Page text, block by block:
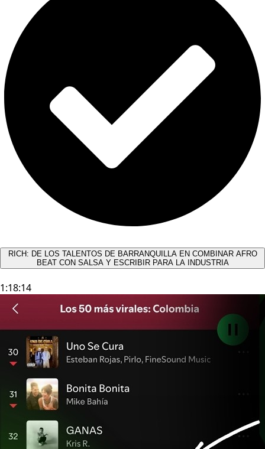
RICH: DE LOS TALENTOS DE BARRANQUILLA EN COMBINAR AFRO
BEAT CON SALSA Y ESCRIBIR PARA LA INDUSTRIA
1:18:14